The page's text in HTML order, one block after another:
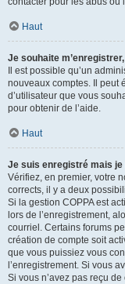
Haut
Je souhaite
Il est possible qu’un
nouveaux comptes. Il peut
d’utilisateur que vous
pour obtenir de l’aide.
Haut
Je suis enregistré mais
Vérifiez, en premier, votre
corrects, il y a deux
Si la gestion COPPA est
lors de l’enregistrement,
courriel. Certains forums
création de compte soit
que vous puissiez vous
l’enregistrement. Si vous
Si vous n’avez pas reçu